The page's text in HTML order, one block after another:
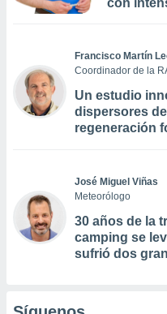
Francisco Martín
Coordinador de la
Un estudio
dispersores
regeneración
José Miguel Viñas
Meteorólogo
30 años de la
camping se
sufrió dos